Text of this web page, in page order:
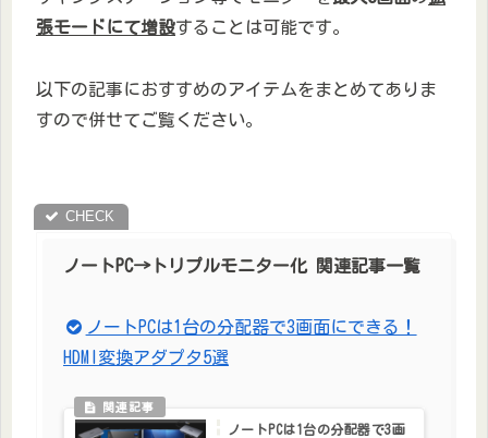
張モードにて増設することは可能です。
以下の記事におすすめのアイテムをまとめてありま
すので併せてご覧ください。
ノートPC→トリプルモニター化 関連記事一覧
ノートPCは1台の分配器で3画面にできる！
HDMI変換アダプタ5選
ノートPCは1台の分配器で3画